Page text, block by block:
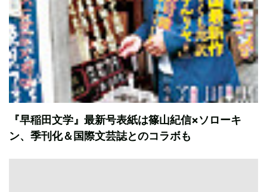
『早稲田文学』最新号表紙は篠山紀信×ソローキ
ン、季刊化＆国際文芸誌とのコラボも